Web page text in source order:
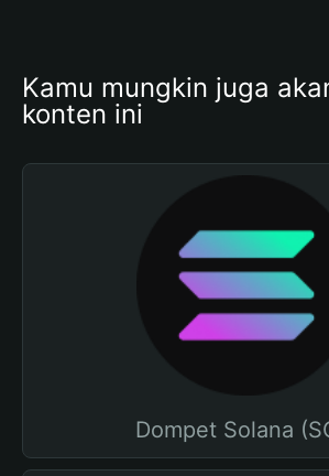
Kamu mungkin juga
konten ini
Dompet Solana